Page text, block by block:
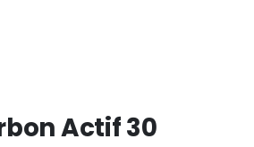
Actif 30